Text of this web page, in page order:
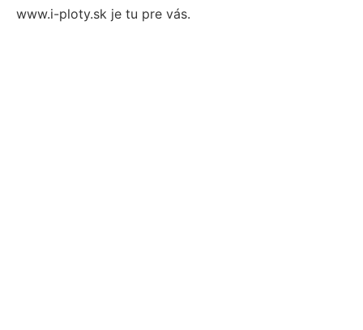
www.i-ploty.sk je tu pre vás.